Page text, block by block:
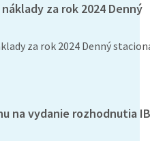
za rok 2024 Denný
za rok 2024 Denný
na vydanie rozhodnutia